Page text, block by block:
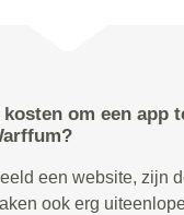
om een app
een website, zijn
ook erg